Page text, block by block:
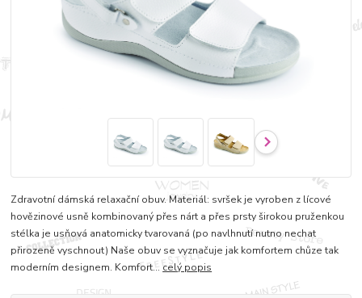
Zdravotní dámská relaxační obuv. Materiál: svršek je vyroben z lícové
hovězinové usně kombinovaný přes nárt a přes prsty širokou pruženkou
stélka je usňová anatomicky tvarovaná (po navlhnutí nutno nechat
přirozeně vyschnout) Naše obuv se vyznačuje jak komfortem chůze tak
moderním designem. Komfort...celý popis